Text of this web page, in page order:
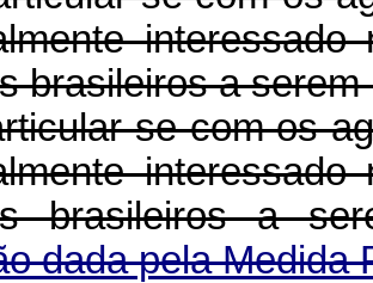
brasileiros a
se com os
brasileiros a
dada pela Medida